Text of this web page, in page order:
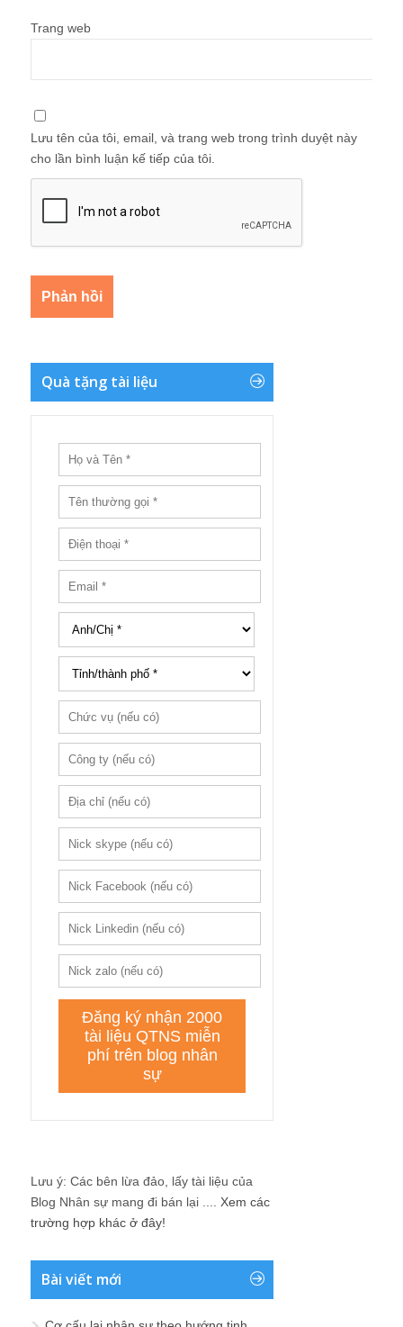
Trang web
Lưu tên của tôi, email, và trang web trong trình duyệt này
cho lần bình luận kế tiếp của tôi.
Quà tặng tài liệu
Lưu ý: Các bên lừa đảo, lấy tài liệu của
Blog Nhân sự mang đi bán lại .... Xem các
trường hợp khác ở đây!
Bài viết mới